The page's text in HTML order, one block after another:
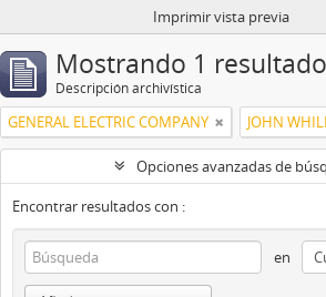
Imprimir vista previa
Mostrando 1
Descripción archivística
GENERAL ELECTRIC COMPANY JOHN
Opciones avanzadas de
Encontrar resultados con :
en